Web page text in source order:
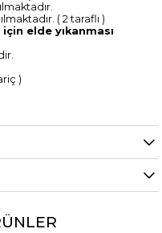
( 2 taraflı )
elde yıkanması
)